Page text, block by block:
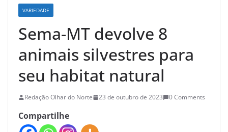
VARIEDADE
Sema-MT devolve 8
animais silvestres para
seu habitat natural
Redação Olhar do Norte 23 de outubro de 2023 0 Comments
Compartilhe